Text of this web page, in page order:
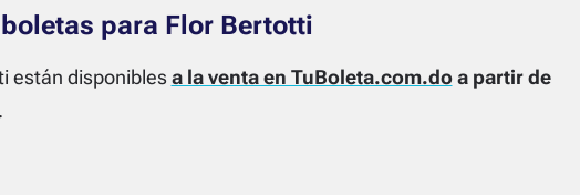
para Flor Bertotti
están disponiblesa la venta en TuBoleta.com.do a partir de